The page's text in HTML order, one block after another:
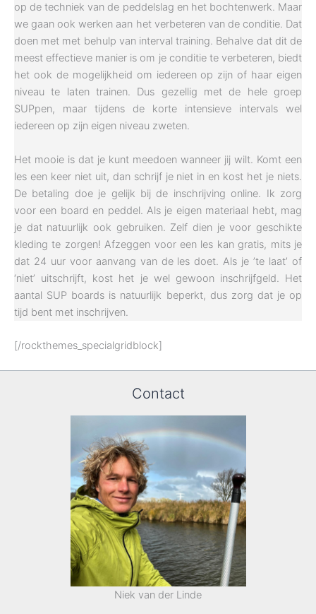
op de techniek van de peddelslag en het bochtenwerk. Maar
we gaan ook werken aan het verbeteren van de conditie. Dat
doen met met behulp van interval training. Behalve dat dit de
meest effectieve manier is om je conditie te verbeteren, biedt
het ook de mogelijkheid om iedereen op zijn of haar eigen
niveau te laten trainen. Dus gezellig met de hele groep
SUPpen, maar tijdens de korte intensieve intervals wel
iedereen op zijn eigen niveau zweten.
Het mooie is dat je kunt meedoen wanneer jij wilt. Komt een
les een keer niet uit, dan schrijf je niet in en kost het je niets.
De betaling doe je gelijk bij de inschrijving online. Ik zorg
voor een board en peddel. Als je eigen materiaal hebt, mag
je dat natuurlijk ook gebruiken. Zelf dien je voor geschikte
kleding te zorgen! Afzeggen voor een les kan gratis, mits je
dat 24 uur voor aanvang van de les doet. Als je ’te laat’ of
‘niet’ uitschrijft, kost het je wel gewoon inschrijfgeld. Het
aantal SUP boards is natuurlijk beperkt, dus zorg dat je op
tijd bent met inschrijven.
[/rockthemes_specialgridblock]
Contact
Niek van der Linde